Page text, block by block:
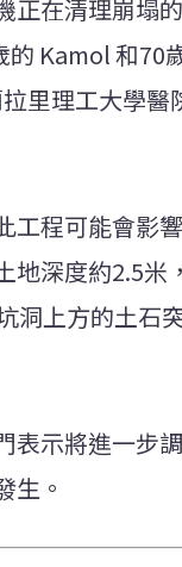
正在清理崩塌
的 Kamol 和70
里理工大學醫
工程可能會影
地深度約2.5米
洞上方的土石
表示將進一步
生。